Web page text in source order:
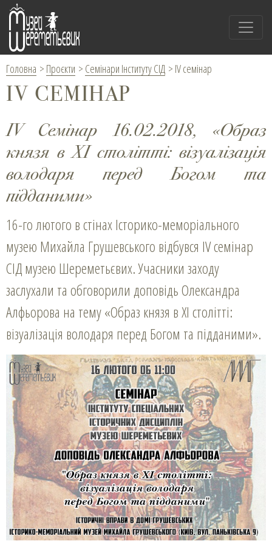
Головна > Проєкти > Семінари Інституту СІД > ІV семінар
ІV СЕМІНАР
IV Семінар 16.02.2018, «Образ
князя в ХІ столітті: візуалізація
володаря перед Богом та
підданими»
16-го лютого в стінах Історико-меморіального
музею Михайла Грушевського відбувся IV семінар
СІД музею Шереметьєвих. Учасники заходу
заслухали та обговорили доповідь Олександра
Алфьорова на тему «Образ князя в ХІ столітті:
візуалізація володаря перед Богом та підданими».